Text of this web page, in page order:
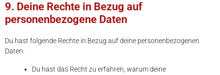
9. Deine Rechte in Bezug auf
personenbezogene Daten
Du hast folgende Rechte in Bezug auf deine personenbezogenen
Daten:
Du hast das Recht zu erfahren, warum deine